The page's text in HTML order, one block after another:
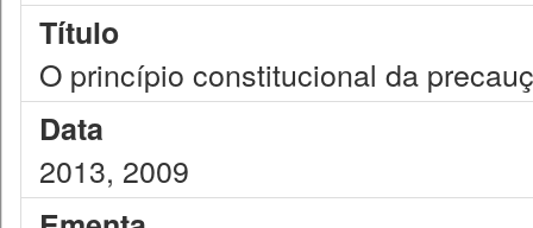
Título
O princípio constitucional da
Data
2013, 2009